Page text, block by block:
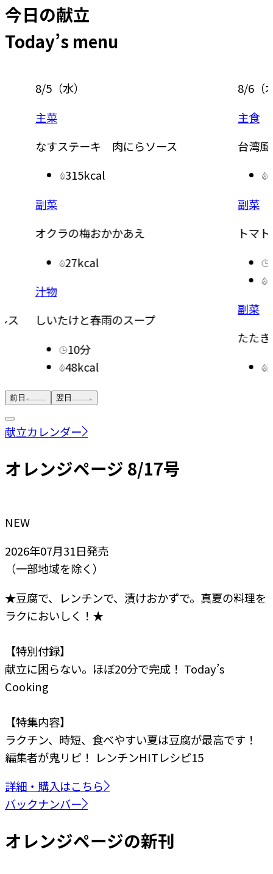
今日の献立
Today’s menu
ス
8/5（水）
主菜
なすステーキ 肉にらソース
315kcal
副菜
オクラの梅おかかあえ
27kcal
汁物
しいたけと春雨のスープ
10分
48kcal
8/6 （
主食
台湾
副菜
トマ
副菜
たた
前日 翌日
献立カレンダー
オレンジページ 8/17号
NEW
2026年07月31日発売
（一部地域を除く）
★豆腐で、レンチンで、漬けおかずで。真夏の料理を
ラクにおいしく！★
【特別付録】
献立に困らない。ほぼ20分で完成！ Today’s
Cooking
【特集内容】
ラクチン、時短、食べやすい夏は豆腐が最高です！
編集者が鬼リピ！ レンチンHITレシピ15
詳細・購入はこちら
バックナンバー
オレンジページの新刊